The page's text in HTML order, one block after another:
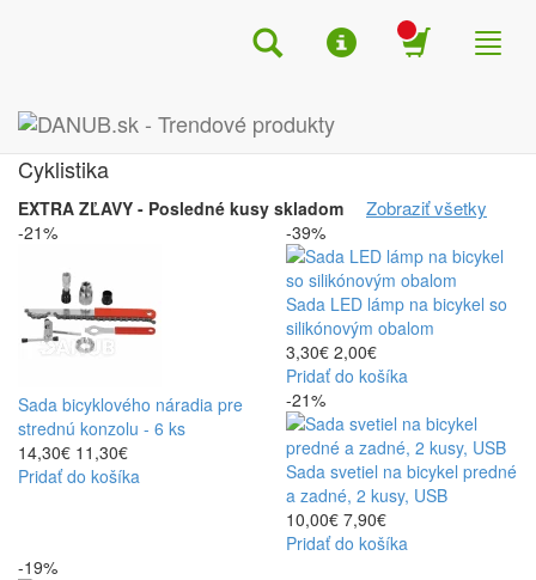
Shop
Menu
Search
Cyklistika
Cyklistika
EXTRA ZĽAVY - Posledné kusy skladom Zobraziť všetky
-21%
Sada bicyklového náradia pre
strednú konzolu - 6 ks
14,30€ 11,30€
Pridať do košíka
-39%
Sada LED lámp na bicykel so
silikónovým obalom
3,30€ 2,00€
Pridať do košíka
-21%
Sada svetiel na bicykel predné
a zadné, 2 kusy, USB
10,00€ 7,90€
Pridať do košíka
-19%